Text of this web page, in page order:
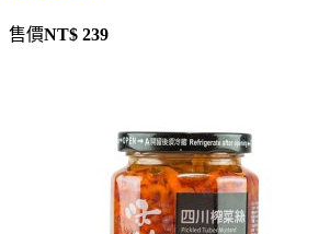
售價NT$ 239